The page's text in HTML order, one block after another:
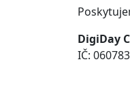
DigiDay
IČ: